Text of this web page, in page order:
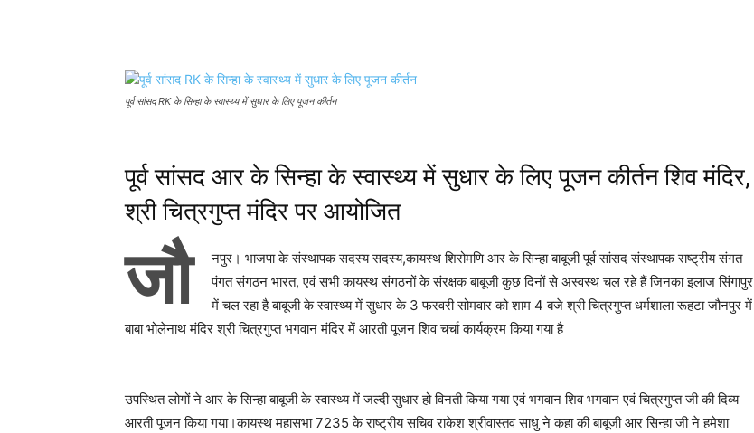
पूर्व सांसद RK के सिन्हा के स्वास्थ्य में सुधार के लिए पूजन कीर्तन
पूर्व सांसद आर के सिन्हा के स्वास्थ्य में सुधार के लिए पूजन कीर्तन शिव मंदिर,
श्री चित्रगुप्त मंदिर पर आयोजित
जौ
नपुर। भाजपा के संस्थापक सदस्य सदस्य,कायस्थ शिरोमणि आर के सिन्हा बाबूजी पूर्व सांसद संस्थापक राष्ट्रीय संगत
पंगत संगठन भारत, एवं सभी कायस्थ संगठनों के संरक्षक बाबूजी कुछ दिनों से अस्वस्थ चल रहे हैं जिनका इलाज सिंगापुर
में चल रहा है बाबूजी के स्वास्थ्य में सुधार के 3 फरवरी सोमवार को शाम 4 बजे श्री चित्रगुप्त धर्मशाला रूहटा जौनपुर में
बाबा भोलेनाथ मंदिर श्री चित्रगुप्त भगवान मंदिर में आरती पूजन शिव चर्चा कार्यक्रम किया गया है
उपस्थित लोगों ने आर के सिन्हा बाबूजी के स्वास्थ्य में जल्दी सुधार हो विनती किया गया एवं भगवान शिव भगवान एवं चित्रगुप्त जी की दिव्य
आरती पूजन किया गया।कायस्थ महासभा 7235 के राष्ट्रीय सचिव राकेश श्रीवास्तव साधु ने कहा की बाबूजी आर सिन्हा जी ने हमेशा